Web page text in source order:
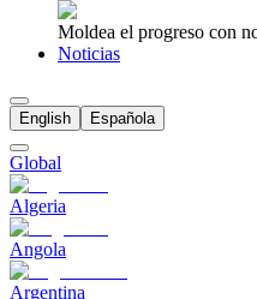
Moldea el progreso con
Noticias
English Española
Global
Algeria
Angola
Argentina